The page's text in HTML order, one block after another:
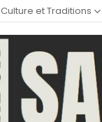
Culture et Traditions